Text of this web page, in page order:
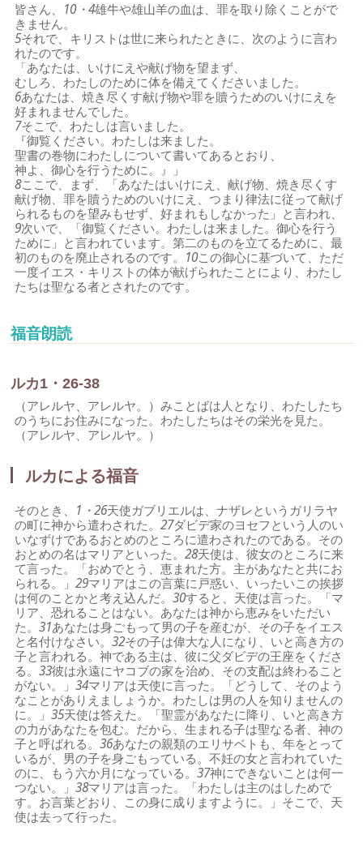
皆さん、 10・4雄牛や雄山羊の血は、罪を取り除くことがで
きません。
5それで、キリストは世に来られたときに、次のように言わ
れたのです。
「あなたは、いけにえや献げ物を望まず、
むしろ、わたしのために体を備えてくださいました。
6あなたは、焼き尽くす献げ物や罪を贖うためのいけにえを
好まれませんでした。
7そこで、わたしは言いました。
『御覧ください。わたしは来ました。
聖書の巻物にわたしについて書いてあるとおり、
神よ、御心を行うために。』」
8ここで、まず、「あなたはいけにえ、献げ物、焼き尽くす
献げ物、罪を贖うためのいけにえ、つまり律法に従って献げ
られるものを望みもせず、好まれもしなかった」と言われ、
9次いで、「御覧ください。わたしは来ました。御心を行う
ために」と言われています。第二のものを立てるために、最
初のものを廃止されるのです。 10この御心に基づいて、ただ
一度イエス・キリストの体が献げられたことにより、わたし
たちは聖なる者とされたのです。
福音朗読
ルカ1・26-38
（アレルヤ、アレルヤ。）みことばは人となり、わたしたち
のうちにお住みになった。わたしたちはその栄光を見た。
（アレルヤ、アレルヤ。）
ルカによる福音
そのとき、 1・26天使ガブリエルは、ナザレというガリラヤ
の町に神から遣わされた。27ダビデ家のヨセフという人のい
いなずけであるおとめのところに遣わされたのである。その
おとめの名はマリアといった。28天使は、彼女のところに来
て言った。「おめでとう、恵まれた方。主があなたと共にお
られる。」29マリアはこの言葉に戸惑い、いったいこの挨拶
は何のことかと考え込んだ。30すると、天使は言った。「マ
リア、恐れることはない。あなたは神から恵みをいただい
た。31あなたは身ごもって男の子を産むが、その子をイエス
と名付けなさい。32その子は偉大な人になり、いと高き方の
子と言われる。神である主は、彼に父ダビデの王座をくださ
る。33彼は永遠にヤコブの家を治め、その支配は終わること
がない。」34マリアは天使に言った。「どうして、そのよう
なことがありえましょうか。わたしは男の人を知りませんの
に。」35天使は答えた。「聖霊があなたに降り、いと高き方
の力があなたを包む。だから、生まれる子は聖なる者、神の
子と呼ばれる。36あなたの親類のエリサベトも、年をとって
いるが、男の子を身ごもっている。不妊の女と言われていた
のに、もう六か月になっている。37神にできないことは何一
つない。」38マリアは言った。「わたしは主のはしためで
す。お言葉どおり、この身に成りますように。」そこで、天
使は去って行った。